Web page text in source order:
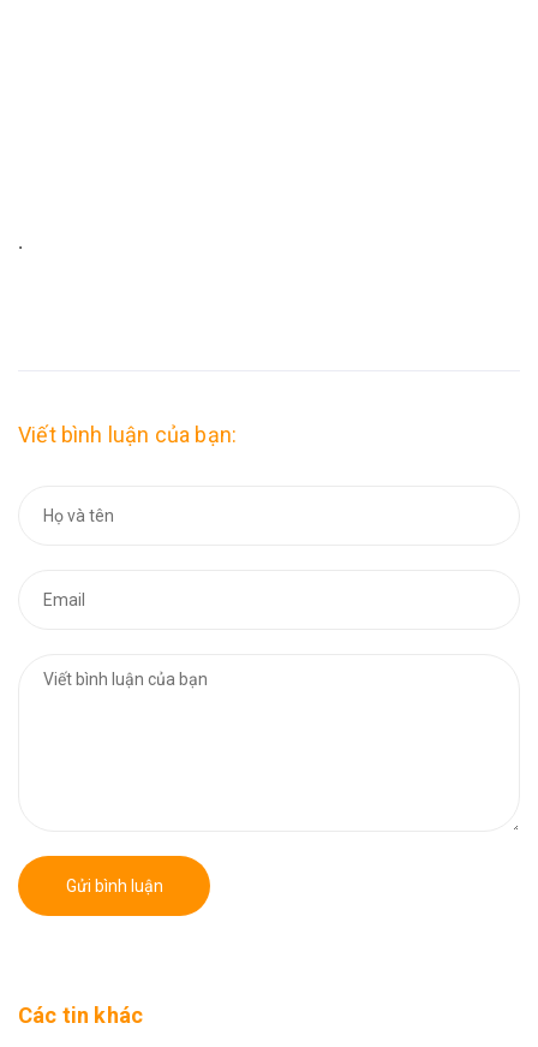
.
Viết bình luận của bạn:
Gửi bình luận
Các tin khác